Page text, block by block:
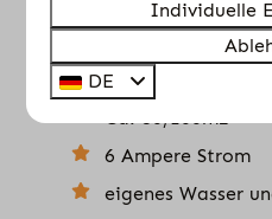
6
Nein
Ca. 80/100m2
6 Ampere Strom
eigenes Wasser
Individuelle
DE